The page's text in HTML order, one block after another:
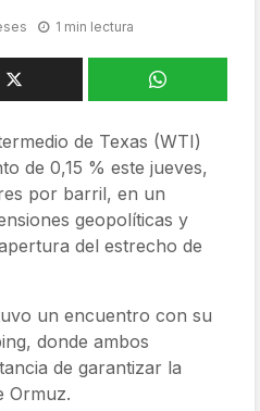
1 min lectura
de Texas (WTI)
de 0,15 % este jueves,
por barril, en un
geopolíticas y
del estrecho de
un encuentro con su
donde ambos
de garantizar la
Ormuz.